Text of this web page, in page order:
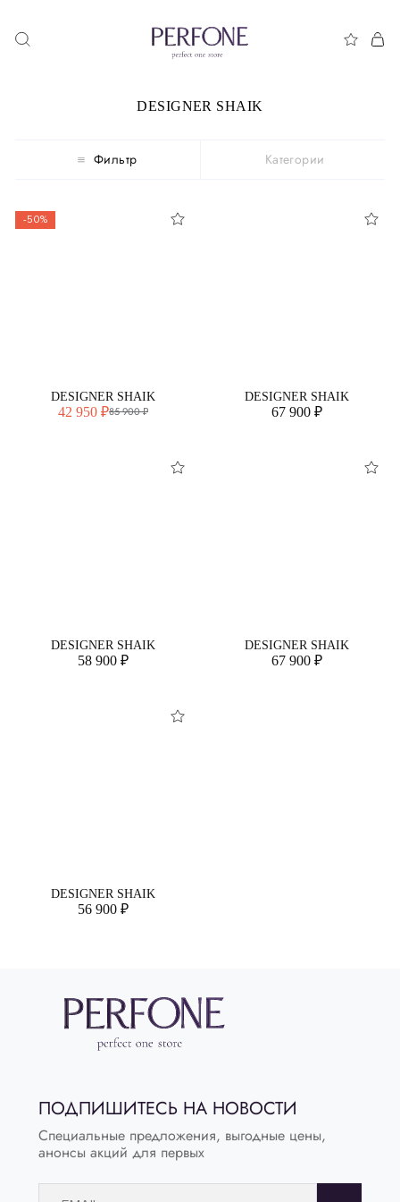
DESIGNER SHAIK
Фильтр Категории
-50%
DESIGNER SHAIK
42 950 ₽85 900 ₽
DESIGNER SHAIK
67 900 ₽
DESIGNER SHAIK
58 900 ₽
DESIGNER SHAIK
67 900 ₽
DESIGNER SHAIK
56 900 ₽
ПОДПИШИТЕСЬ НА НОВОСТИ
Специальные предложения, выгодные цены,
анонсы акций для первых